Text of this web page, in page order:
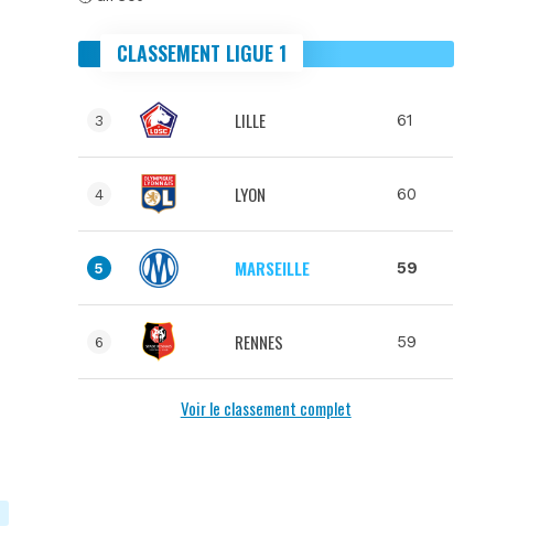
CLASSEMENT LIGUE 1
3 LILLE 61
4 LYON 60
5 MARSEILLE 59
6 RENNES 59
Voir le classement complet